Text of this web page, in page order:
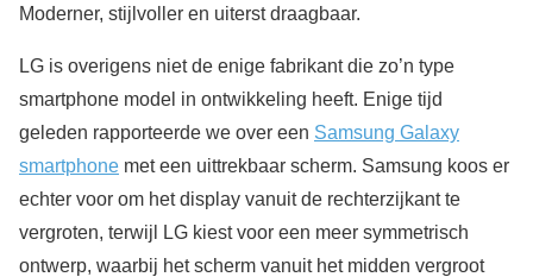
Moderner, stijlvoller en uiterst draagbaar.
LG is overigens niet de enige fabrikant die zo’n type
smartphone model in ontwikkeling heeft. Enige tijd
geleden rapporteerde we over een Samsung Galaxy
smartphone met een uittrekbaar scherm. Samsung koos er
echter voor om het display vanuit de rechterzijkant te
vergroten, terwijl LG kiest voor een meer symmetrisch
ontwerp, waarbij het scherm vanuit het midden vergroot